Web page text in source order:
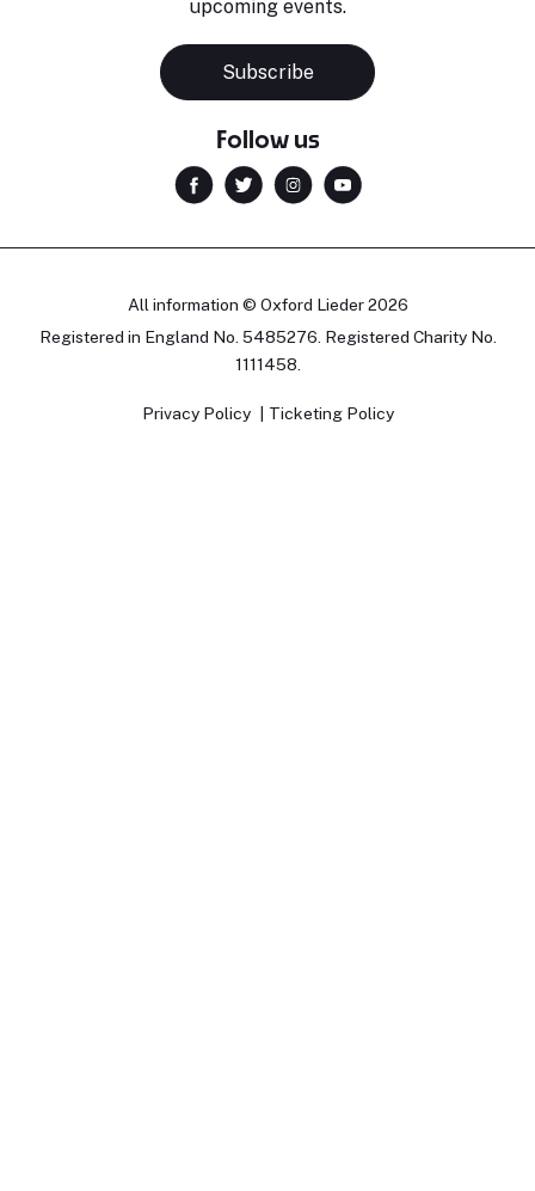
upcoming events.
Subscribe
Follow us
All information © Oxford Lieder 2026
Registered in England No. 5485276. Registered Charity No.
1111458.
Privacy Policy Ticketing Policy